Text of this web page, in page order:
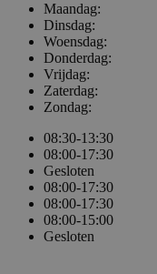
Maandag:
Dinsdag:
Woensdag:
Donderdag:
Vrijdag:
Zaterdag:
Zondag:
08:30-13:30
08:00-17:30
Gesloten
08:00-17:30
08:00-17:30
08:00-15:00
Gesloten